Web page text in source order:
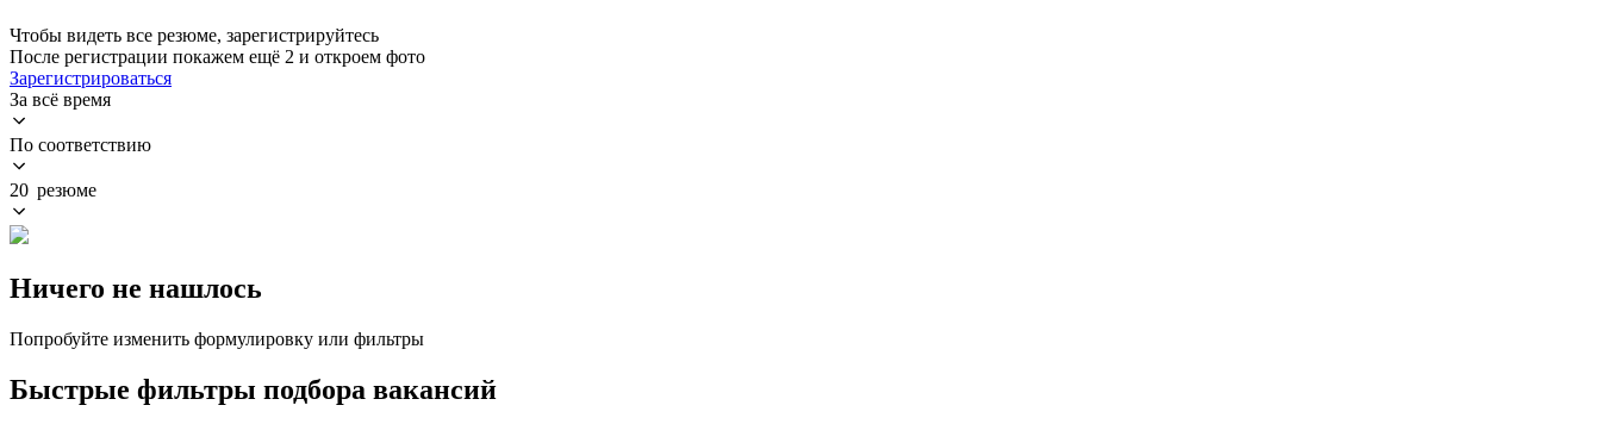
Чтобы видеть все резюме, зарегистрируйтесь
После регистрации покажем ещё 2 и откроем фото
Зарегистрироваться
За всё время
По соответствию
20 резюме
Ничего не нашлось
Попробуйте изменить формулировку или фильтры
Быстрые фильтры подбора вакансий